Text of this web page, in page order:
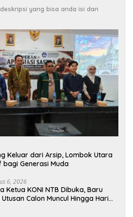
yang bisa anda isi dan
Keluar dari Arsip, Lombok Utara
bagi Generasi Muda
6, 2026
Ketua KONI NTB Dibuka, Baru
Utusan Calon Muncul Hingga Hari